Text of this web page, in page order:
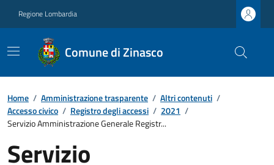
Regione Lombardia
Comune di Zinasco
Home / Amministrazione trasparente / Altri contenuti /
Accesso civico / Registro degli accessi / 2021 /
Servizio Amministrazione Generale Registr...
Servizio